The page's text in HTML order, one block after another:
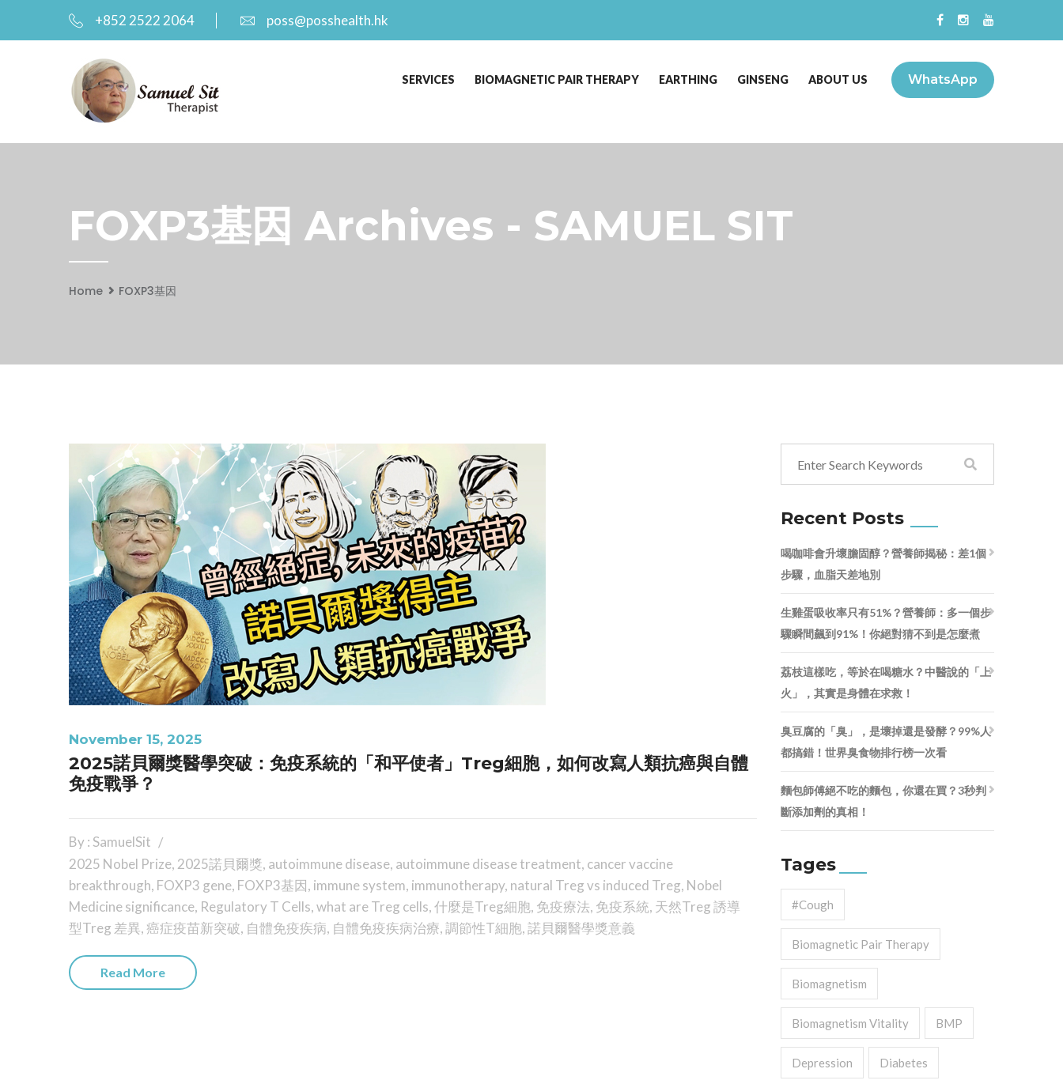
+852 2522 2064 poss@posshealth.hk
WhatsApp
SERVICES BIOMAGNETIC PAIR THERAPY EARTHING GINSENG ABOUT US
FOXP3基因 Archives - SAMUEL SIT
Home FOXP3基因
November 15, 2025
2025諾貝爾獎醫學突破：免疫系統的「和平使者」Treg細胞，如何改寫人類抗癌與自體
免疫戰爭？
By : SamuelSit
2025 Nobel Prize, 2025諾貝爾獎, autoimmune disease, autoimmune disease treatment, cancer vaccine
breakthrough, FOXP3 gene, FOXP3基因, immune system, immunotherapy, natural Treg vs induced Treg, Nobel
Medicine significance, Regulatory T Cells,what are Treg cells,什麼是Treg細胞, 免疫療法, 免疫系統, 天然Treg 誘導
型Treg 差異,癌症疫苗新突破, 自體免疫疾病, 自體免疫疾病治療,調節性T細胞,諾貝爾醫學獎意義
Read More
Recent Posts
喝咖啡會升壞膽固醇？營養師揭秘：差1個
步驟，血脂天差地別
生雞蛋吸收率只有51%？營養師：多一個步
驟瞬間飆到91%！你絕對猜不到是怎麼煮
荔枝這樣吃，等於在喝糖水？中醫說的「上
火」，其實是身體在求救！
臭豆腐的「臭」，是壞掉還是發酵？99%人
都搞錯！世界臭食物排行榜一次看
麵包師傅絕不吃的麵包，你還在買？3秒判
斷添加劑的真相！
Tages
#cough
Biomagnetic Pair Therapy
Biomagnetism
Biomagnetism Vitality BMP
Depression Diabetes